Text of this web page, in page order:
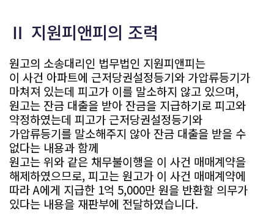
Ⅱ 지원피앤피의 조력
원고의 소송대리인 법무법인 지원피앤피는
이 사건 아파트에 근저당권설정등기와 가압류등기가
마쳐져 있는데 피고가 이를 말소하지 않고 있으며,
원고는 잔금 대출을 받아 잔금을 지급하기로 피고와
약정하였는데 피고가 근저당권설정등기와
가압류등기를 말소해주지 않아 잔금 대출을 받을 수
없다는 내용과 함께
원고는 위와 같은 채무불이행을 이 사건 매매계약을
해제하였으므로, 피고는 원고가 이 사건 매매계약에
따라 A에게 지급한 1억 5,000만 원을 반환할 의무가
있다는 내용을 재판부에 전달하였습니다.